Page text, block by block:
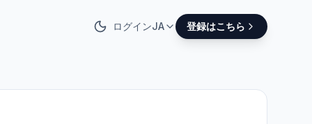
ログインJA 登録はこちら